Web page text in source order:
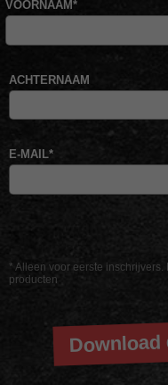
* Alleen voor eerste
producten
VOORNAAM*
ACHTERNAAM
E-MAIL*